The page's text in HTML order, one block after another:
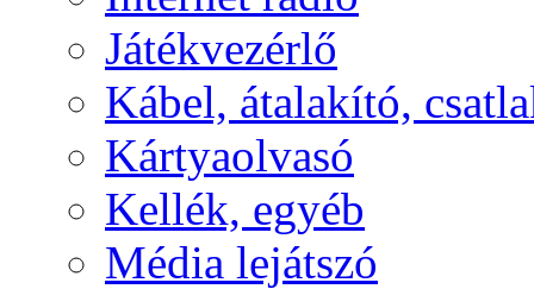
Játékvezérlő
Kábel, átalakító,
Kártyaolvasó
Kellék, egyéb
Média lejátszó